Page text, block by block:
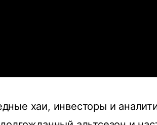
хаи, инвесторы и